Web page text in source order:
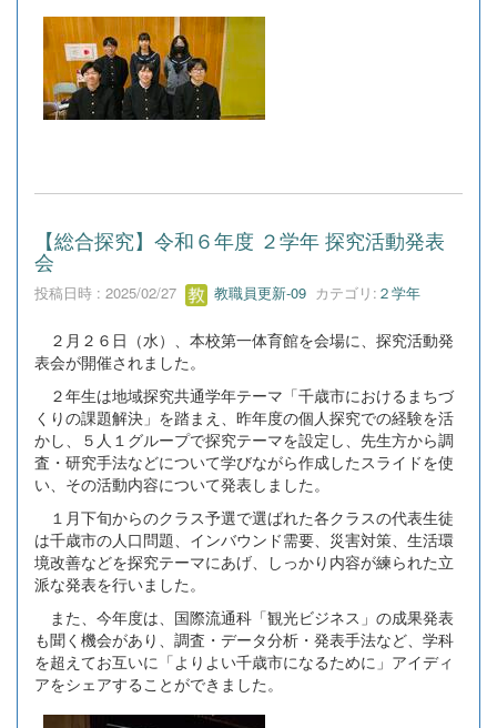
【総合探究】令和６年度 ２学年 探究活動発表
会
投稿日時 : 2025/02/27 教職員更新-09 カテゴリ: ２学年
２月２６日（水）、本校第一体育館を会場に、探究活動発
表会が開催されました。
２年生は地域探究共通学年テーマ「千歳市におけるまちづ
くりの課題解決」を踏まえ、昨年度の個人探究での経験を活
かし、５人１グループで探究テーマを設定し、先生方から調
査・研究手法などについて学びながら作成したスライドを使
い、その活動内容について発表しました。
１月下旬からのクラス予選で選ばれた各クラスの代表生徒
は千歳市の人口問題、インバウンド需要、災害対策、生活環
境改善などを探究テーマにあげ、しっかり内容が練られた立
派な発表を行いました。
また、今年度は、国際流通科「観光ビジネス」の成果発表
も聞く機会があり、調査・データ分析・発表手法など、学科
を超えてお互いに「よりよい千歳市になるために」アイディ
アをシェアすることができました。